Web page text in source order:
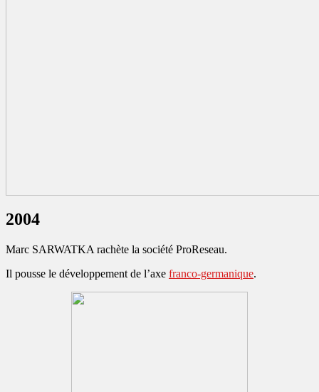
2004
Marc SARWATKA rachète la société ProReseau.
Il pousse le développement de l’axe franco-germanique.